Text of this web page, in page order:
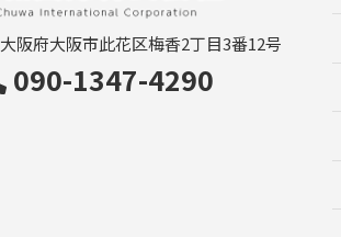
大阪府大阪市此花区梅香2丁目3番12号
090-1347-4290